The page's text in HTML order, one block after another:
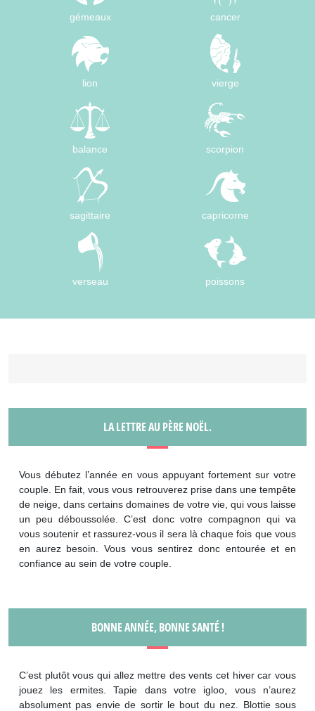
gémeaux cancer
lion vierge
balance scorpion
sagittaire capricorne
verseau poissons
LA LETTRE AU PÈRE NOËL.
Vous débutez l’année en vous appuyant fortement sur votre
couple. En fait, vous vous retrouverez prise dans une tempête
de neige, dans certains domaines de votre vie, qui vous laisse
un peu déboussolée. C’est donc votre compagnon qui va
vous soutenir et rassurez-vous il sera là chaque fois que vous
en aurez besoin. Vous vous sentirez donc entourée et en
confiance au sein de votre couple.
BONNE ANNÉE, BONNE SANTÉ !
C’est plutôt vous qui allez mettre des vents cet hiver car vous
jouez les ermites. Tapie dans votre igloo, vous n’aurez
absolument pas envie de sortir le bout du nez. Blottie sous